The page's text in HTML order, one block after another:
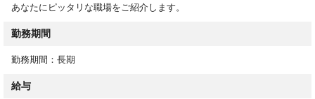
あなたにピッタリな職場をご紹介します。
勤務期間
勤務期間：長期
給与